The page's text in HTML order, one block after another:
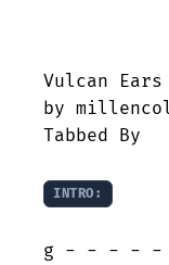
Vulcan Ears
by
Tabbed By
INTRO:
g - - - -